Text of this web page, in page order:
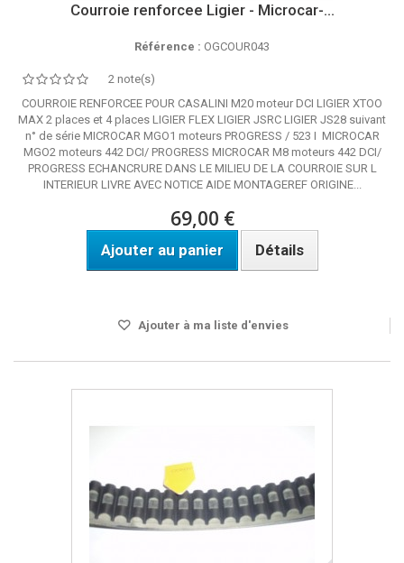
Courroie renforcee Ligier - Microcar-...
Référence : OGCOUR043
2 note(s)
COURROIE RENFORCEE POUR CASALINI M20 moteur DCI LIGIER XTOO
MAX 2 places et 4 places LIGIER FLEX LIGIER JSRC LIGIER JS28 suivant
n° de série MICROCAR MGO1 moteurs PROGRESS / 523 I MICROCAR
MGO2 moteurs 442 DCI/ PROGRESS MICROCAR M8 moteurs 442 DCI/
PROGRESS ECHANCRURE DANS LE MILIEU DE LA COURROIE SUR L
INTERIEUR LIVRE AVEC NOTICE AIDE MONTAGEREF ORIGINE...
69,00 €
Ajouter au panier Détails
Ajouter à ma liste d'envies